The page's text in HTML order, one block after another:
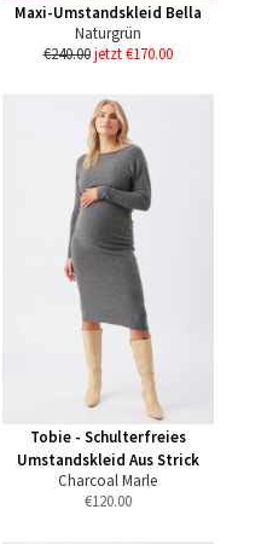
Maxi-Umstandskleid Bella
Naturgrün
€240.00 jetzt €170.00
Tobie - Schulterfreies
Umstandskleid Aus Strick
Charcoal Marle
€120.00